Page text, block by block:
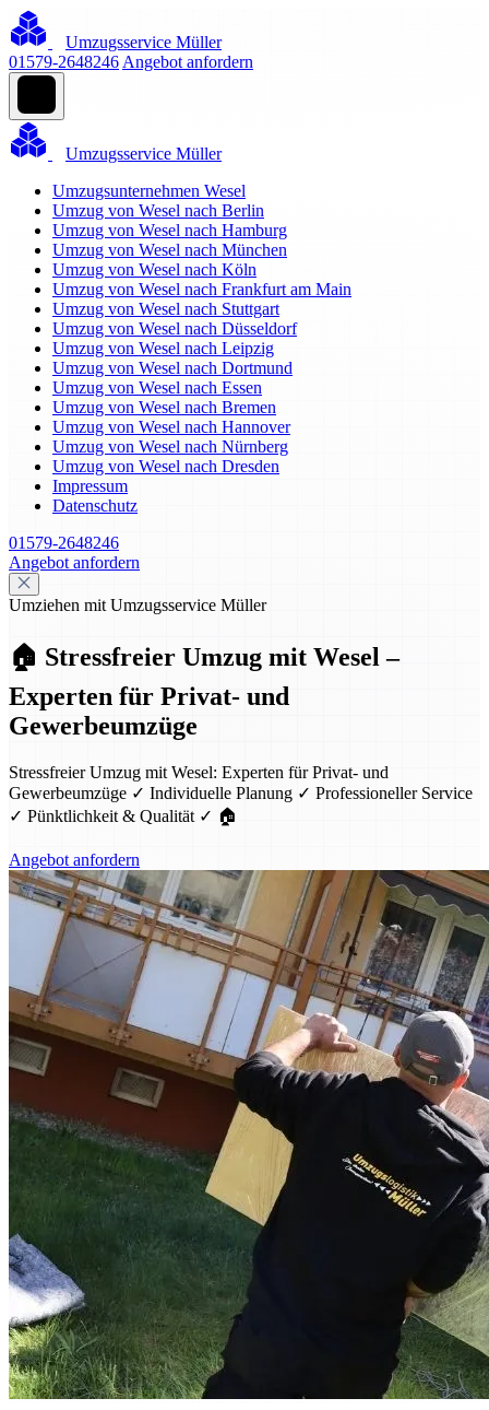
Umzugsservice Müller
01579-2648246 Angebot anfordern
Umzugsservice Müller
Umzugsunternehmen Wesel
Umzug von Wesel nach Berlin
Umzug von Wesel nach Hamburg
Umzug von Wesel nach München
Umzug von Wesel nach Köln
Umzug von Wesel nach Frankfurt am Main
Umzug von Wesel nach Stuttgart
Umzug von Wesel nach Düsseldorf
Umzug von Wesel nach Leipzig
Umzug von Wesel nach Dortmund
Umzug von Wesel nach Essen
Umzug von Wesel nach Bremen
Umzug von Wesel nach Hannover
Umzug von Wesel nach Nürnberg
Umzug von Wesel nach Dresden
Impressum
Datenschutz
01579-2648246
Angebot anfordern
Umziehen mit Umzugsservice Müller
🏠 Stressfreier Umzug mit Wesel –
Experten für Privat- und
Gewerbeumzüge
Stressfreier Umzug mit Wesel: Experten für Privat- und
Gewerbeumzüge ✓ Individuelle Planung ✓ Professioneller Service
✓ Pünktlichkeit & Qualität ✓ 🏠
Angebot anfordern